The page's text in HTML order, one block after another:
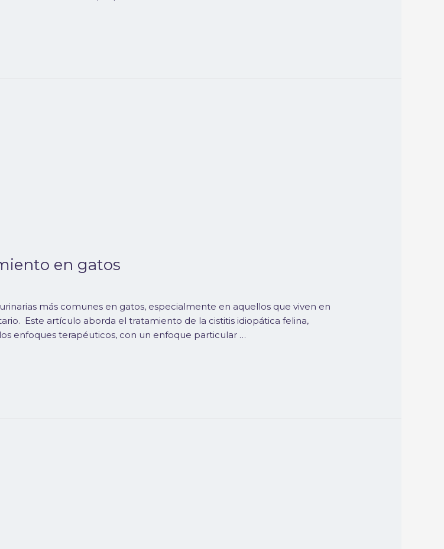
en gatos
más comunes en gatos, especialmente en aquellos que viven en
Este artículo aborda el tratamiento de la cistitis idiopática felina,
enfoques terapéuticos, con un enfoque particular …